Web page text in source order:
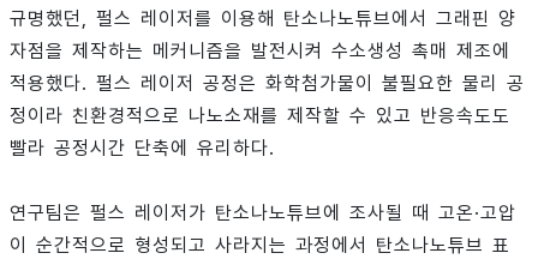
규명했던, 펄스 레이저를 이용해 탄소나노튜브에서 그래핀 양
자점을 제작하는 메커니즘을 발전시켜 수소생성 촉매 제조에
적용했다. 펄스 레이저 공정은 화학첨가물이 불필요한 물리 공
정이라 친환경적으로 나노소재를 제작할 수 있고 반응속도도
빨라 공정시간 단축에 유리하다.
연구팀은 펄스 레이저가 탄소나노튜브에 조사될 때 고온·고압
이 순간적으로 형성되고 사라지는 과정에서 탄소나노튜브 표